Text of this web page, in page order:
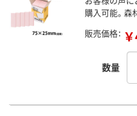
購入可能。
販売価格：
数量